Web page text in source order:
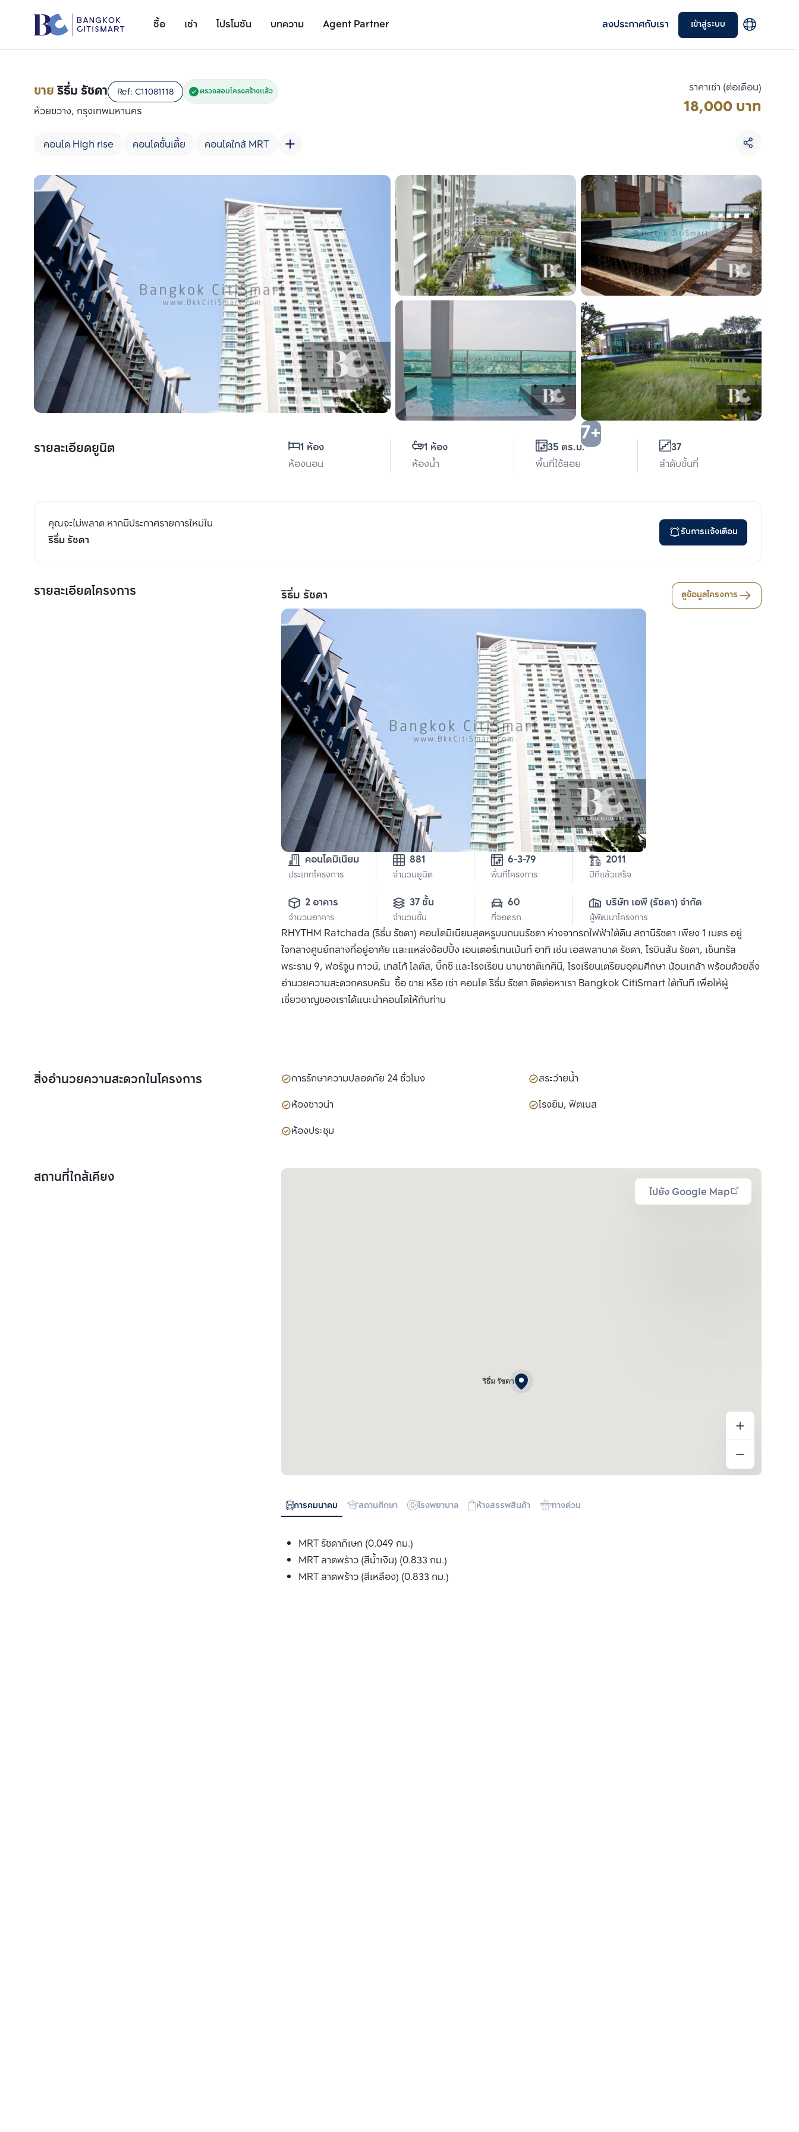
ซื้อ เช่า โปรโมชัน บทความ Agent Partner ลงประกาศกับเรา เข้าสู่ระบบ
รายละเอียดยูนิต
ขายริธึ่ม รัชดา Ref: C11081118 ตรวจสอบโครงสร้างแล้ว
ห้วยขวาง, กรุงเทพมหานคร
คอนโด High rise คอนโดชั้นเตี้ย คอนโดใกล้ MRT
ราคาเช่า (ต่อเดือน)
18,000 บาท
7+
รายละเอียดยูนิต
1 ห้อง
ห้องนอน
1 ห้อง
ห้องน้ำ
35 ตร.ม.
พื้นที่ใช้สอย
37
ลำดับชั้นที่
คุณจะไม่พลาด หากมีประกาศรายการใหม่ใน
ริธึ่ม รัชดา
รับการแจ้งเตือน
รายละเอียดโครงการ ริธึ่ม รัชดา ดูข้อมูลโครงการ
คอนโดมิเนียม
ประเภทโครงการ
881
จำนวนยูนิต
6-3-79
พื้นที่โครงการ
2011
ปีที่แล้วเสร็จ
2 อาคาร
จำนวนอาคาร
37 ชั้น
จำนวนชั้น
60
ที่จอดรถ
บริษัท เอพี (รัชดา) จำกัด
ผู้พัฒนาโครงการ
RHYTHM Ratchada (ริธึ่ม รัชดา) คอนโดมิเนียมสุดหรูบนถนนรัชดา ห่างจากรถไฟฟ้าใต้ดิน สถานีรัชดา เพียง 1 เมตร อยู่
ใจกลางศูนย์กลางที่อยู่อาศัย และแหล่งช้อปปิ้ง เอนเตอร์เทนเม้นท์ อาทิ เช่น เอสพลานาด รัชดา, โรบินสัน รัชดา, เซ็นทรัล
พระราม 9, ฟอร์จูน ทาวน์, เทสโก้ โลตัส, บิ๊กซี และโรงเรียน นานาชาติเกศินี, โรงเรียนเตรียมอุดมศึกษา น้อมเกล้า พร้อมด้วยสิ่ง
อำนวยความสะดวกครบครัน ซื้อ ขาย หรือ เช่า คอนโด ริธึ่ม รัชดา ติดต่อหาเรา Bangkok CitiSmart ได้ทันที เพื่อให้ผู้
เชี่ยวชาญของเราได้แนะนำคอนโดให้กับท่าน
สิ่งอำนวยความสะดวกในโครงการ การรักษาความปลอดภัย 24 ชั่วโมง
สระว่ายน้ำ
ห้องซาวน่า
โรงยิม, ฟิตเนส
ห้องประชุม
สถานที่ใกล้เคียง
ไปยัง Google Map
ริธึ่ม รัชดา
การคมนาคม สถานศึกษา โรงพยาบาล ห้างสรรพสินค้า ทางด่วน
MRT รัชดาภิเษก (0.049 กม.)
MRT ลาดพร้าว (สีน้ำเงิน) (0.833 กม.)
MRT ลาดพร้าว (สีเหลือง) (0.833 กม.)
เพิ่มยูนิตเปรียบเทียบ
รายการที่ 2
เพิ่มยูนิตเปรียบเทียบ
รายการที่ 3
เลือกยูนิตเพื่อเปรียบเทียบ
เลือกได้สูงสุด 3 รายการ
เปรียบเทียบ
ลบทั้งหมด